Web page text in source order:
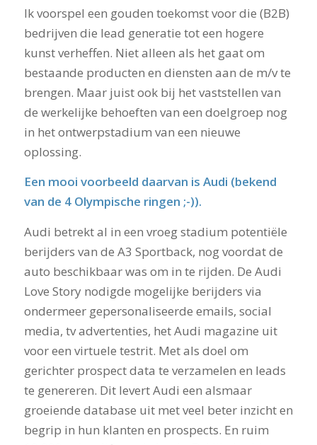
Ik voorspel een gouden toekomst voor die (B2B)
bedrijven die lead generatie tot een hogere
kunst verheffen. Niet alleen als het gaat om
bestaande producten en diensten aan de m/v te
brengen. Maar juist ook bij het vaststellen van
de werkelijke behoeften van een doelgroep nog
in het ontwerpstadium van een nieuwe
oplossing.
Een mooi voorbeeld daarvan is Audi (bekend
van de 4 Olympische ringen ;-)).
Audi betrekt al in een vroeg stadium potentiële
berijders van de A3 Sportback, nog voordat de
auto beschikbaar was om in te rijden. De Audi
Love Story nodigde mogelijke berijders via
ondermeer gepersonaliseerde emails, social
media, tv advertenties, het Audi magazine uit
voor een virtuele testrit. Met als doel om
gerichter prospect data te verzamelen en leads
te genereren. Dit levert Audi een alsmaar
groeiende database uit met veel beter inzicht en
begrip in hun klanten en prospects. En ruim